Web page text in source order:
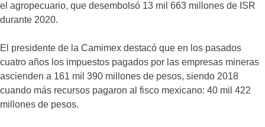
el agropecuario, que desembolsó 13 mil 663 millones de ISR
durante 2020.
El presidente de la Camimex destacó que en los pasados
cuatro años los impuestos pagados por las empresas mineras
ascienden a 161 mil 390 millones de pesos, siendo 2018
cuando más recursos pagaron al fisco mexicano: 40 mil 422
millones de pesos.